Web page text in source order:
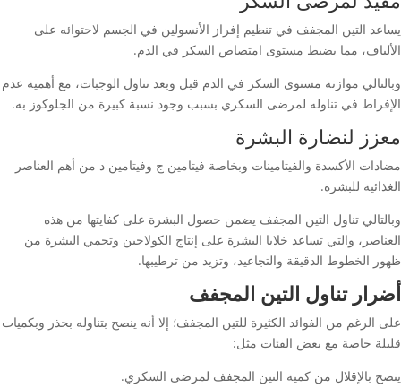
يساعد التين المجفف في تنظيم إفراز الأنسولين في الجسم لاحتوائه على
الألياف، مما يضبط مستوى امتصاص السكر في الدم.
وبالتالي موازنة مستوى السكر في الدم قبل وبعد تناول الوجبات، مع أهمية عدم
الإفراط في تناوله لمرضى السكري بسبب وجود نسبة كبيرة من الجلوكوز به.
معزز لنضارة البشرة
مضادات الأكسدة والفيتامينات وبخاصة فيتامين ج وفيتامين د من أهم العناصر
الغذائية للبشرة.
وبالتالي تناول التين المجفف يضمن حصول البشرة على كفايتها من هذه
العناصر، والتي تساعد خلايا البشرة على إنتاج الكولاجين وتحمي البشرة من
ظهور الخطوط الدقيقة والتجاعيد، وتزيد من ترطيبها.
أضرار تناول التين المجفف
على الرغم من الفوائد الكثيرة للتين المجفف؛ إلا أنه ينصح بتناوله بحذر وبكميات
قليلة خاصة مع بعض الفئات مثل:
ينصح بالإقلال من كمية التين المجفف لمرضى السكري.